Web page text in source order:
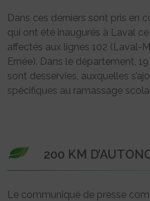
Dans ces derniers sont pris en
qui ont été inaugurés à Laval
affectés aux lignes 102 (Laval-
Ernée). Dans le département,
sont desservies, auxquelles
spécifiques au ramassage
200 KM
Le communiqué de presse